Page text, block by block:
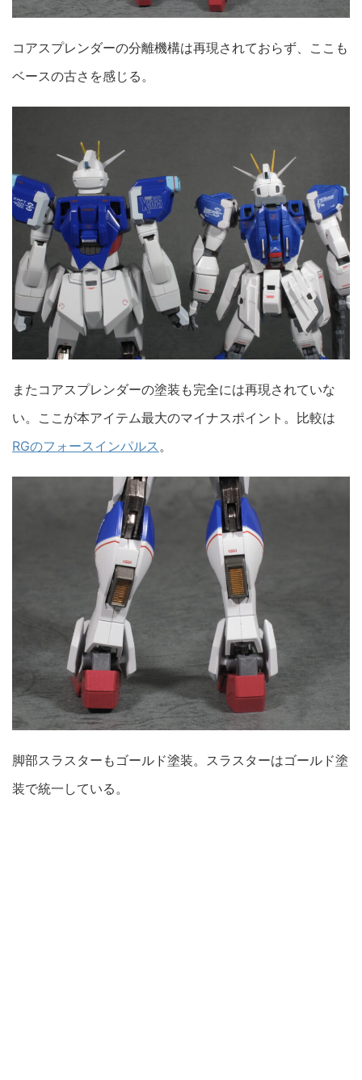
コアスプレンダーの分離機構は再現されておらず、ここも
ベースの古さを感じる。
またコアスプレンダーの塗装も完全には再現されていな
い。ここが本アイテム最大のマイナスポイント。比較は
RGのフォースインパルス。
脚部スラスターもゴールド塗装。スラスターはゴールド塗
装で統一している。